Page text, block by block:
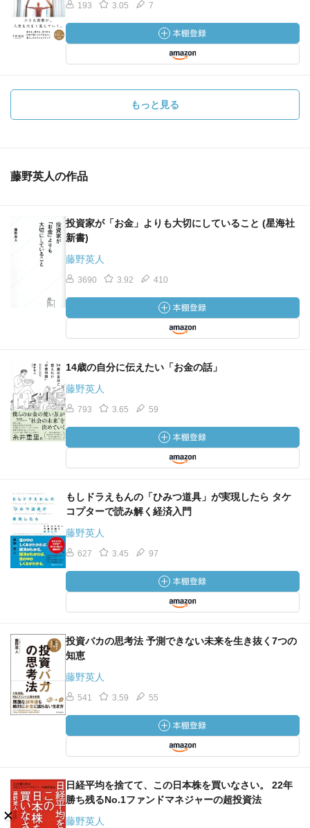
193 3.05 7
もっと見る
藤野英人の作品
投資家が「お金」よりも大切にしていること (星海社
新書)
藤野英人
3690 3.92 410
14歳の自分に伝えたい「お金の話」
藤野英人
793 3.65 59
もしドラえもんの「ひみつ道具」が実現したら タケ
コプターで読み解く経済入門
藤野英人
627 3.45 97
投資バカの思考法 予測できない未来を生き抜く7つの
知恵
藤野英人
541 3.59 55
日経平均を捨てて、この日本株を買いなさい。 22年
勝ち残るNo.1ファンドマネジャーの超投資法
藤野英人